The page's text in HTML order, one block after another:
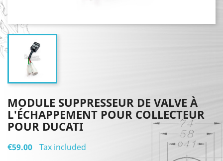
MODULE SUPPRESSEUR DE VALVE À
L'ÉCHAPPEMENT POUR COLLECTEUR
POUR DUCATI
€59.00 Tax included